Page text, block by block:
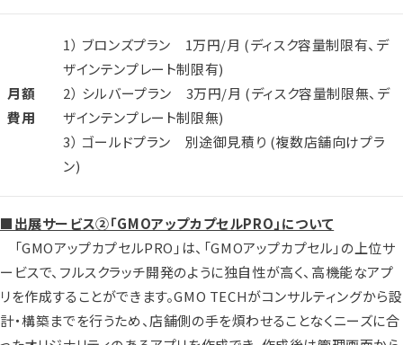
月額
費用
1） ブロンズプラン 1万円/月 (ディスク容量制限有、デ
ザインテンプレート制限有)
2） シルバープラン 3万円/月 (ディスク容量制限無、デ
ザインテンプレート制限無)
3） ゴールドプラン 別途御見積り (複数店舗向けプラ
ン)
■出展サービス②「GMOアップカプセルPRO」について
「GMOアップカプセルPRO」は、「GMOアップカプセル」の上位サ
ービスで、フルスクラッチ開発のように独自性が高く、高機能なアプ
リを作成することができます。GMO TECHがコンサルティングから設
計・構築までを行うため、店舗側の手を煩わせることなくニーズに合